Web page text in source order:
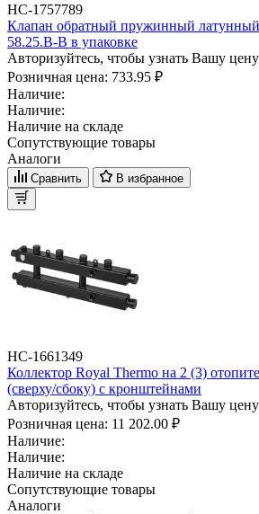
НС-1757789
Клапан обратный пружинный
58.25.В-В в упаковке
Авторизуйтесь, чтобы узнать Вашу цену
Розничная цена: 733.95 ₽
Наличие:
Наличие:
Наличие на складе
Сопутствующие товары
Аналоги
Сравнить В избранное
НС-1661349
Коллектор Royal Thermo на 2 (3)
(сверху/сбоку) с кронштейнами
Авторизуйтесь, чтобы узнать Вашу цену
Розничная цена: 11 202.00 ₽
Наличие:
Наличие:
Наличие на складе
Сопутствующие товары
Аналоги